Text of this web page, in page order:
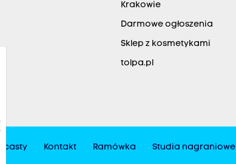
Krakowie
Darmowe ogłoszenia
Sklep z kosmetykami
tolpa.pl
Kontakt Ramówka Studia nagraniowe